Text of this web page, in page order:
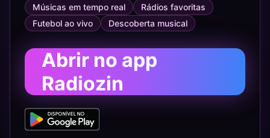
Músicas em tempo real
Rádios favoritas
Futebol ao vivo
Descoberta musical
Abrir no app
Radiozin